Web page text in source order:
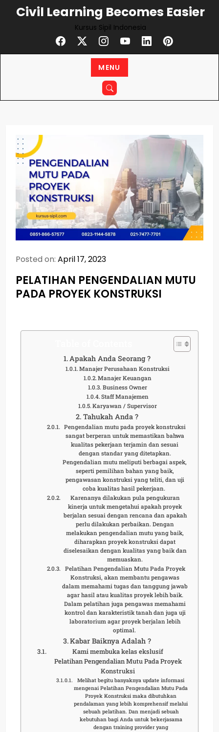
Civil Learning Becomes Easier
Kursus Sipil Indonesia
MENU
Posted on: April 17, 2023
PELATIHAN PENGENDALIAN MUTU
PADA PROYEK KONSTRUKSI
Apakah Anda Seorang ?
Manajer Perusahaan Konstruksi
Manajer Keuangan
Business Owner
Staff Manajemen
Karyawan / Supervisor
Tahukah Anda ?
Pengendalian mutu pada proyek konstruksi
sangat berperan untuk memastikan bahwa
kualitas pekerjaan terjamin dan sesuai
dengan standar yang ditetapkan.
Pengendalian mutu meliputi berbagai aspek,
seperti pemilihan bahan yang baik,
pengawasan konstruksi yang teliti, dan uji
coba kualitas hasil pekerjaan.
Karenanya dilakukan pula pengukuran
kinerja untuk mengetahui apakah proyek
berjalan sesuai dengan rencana dan apakah
perlu dilakukan perbaikan. Dengan
melakukan pengendalian mutu yang baik,
diharapkan proyek konstruksi dapat
diselesaikan dengan kualitas yang baik dan
memuaskan.
Pelatihan Pengendalian Mutu Pada Proyek
Konstruksi, akan membantu pengawas
dalam memahami tugas dan tanggung jawab
agar hasil atau kualitas proyek lebih baik.
Dalam pelatihan juga pengawas memahami
kontrol dan karakteristik tanah dan juga uji
laboratorium agar proyek berjalan lebih
optimal.
Kabar Baiknya Adalah ?
Kami membuka kelas ekslusif
Pelatihan Pengendalian Mutu Pada Proyek
Konstruksi
Melihat begitu banyaknya update informasi
mengenai Pelatihan Pengendalian Mutu Pada
Proyek Konstruksi maka dibutuhkan
pendalaman yang lebih komprehensif melalui
sebuah pelatihan. Dan menjadi sebuah
kebutuhan bagi Anda untuk bekerjasama
dengan training provider yang